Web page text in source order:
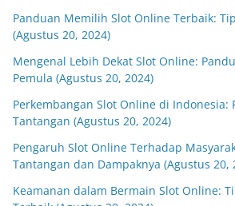
Panduan Memilih Slot Online Terbaik:
(Agustus 20, 2024)
Mengenal Lebih Dekat Slot Online:
Pemula (Agustus 20, 2024)
Perkembangan Slot Online di Indonesia:
Tantangan (Agustus 20, 2024)
Pengaruh Slot Online Terhadap
Tantangan dan Dampaknya (Agustus 20,
Keamanan dalam Bermain Slot Online: